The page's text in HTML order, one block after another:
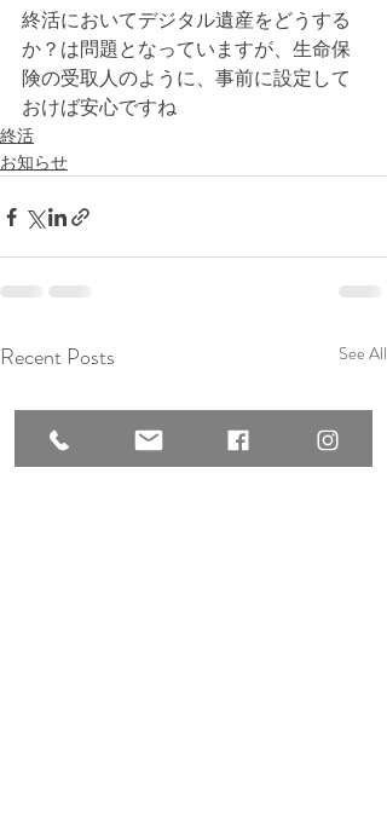
終活においてデジタル遺産をどうする
か？は問題となっていますが、生命保
険の受取人のように、事前に設定して
おけば安心ですね
終活
お知らせ
Recent Posts See All